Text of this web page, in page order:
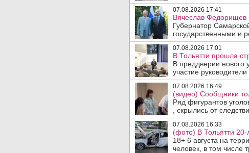
07.08.2026 17:41
Вячеслав Федорищев
Губернатор
государственными и
07.08.2026 17:01
В Тольятти прошла
В преддверии нового
участие руководители ..
07.08.2026 16:49
(видео) Сообщники
Ряд фигурантов
, скрылись от
07.08.2026 16:33
(фото) В Тольятти 20-
18+ 6 августа на
человек, в том числе